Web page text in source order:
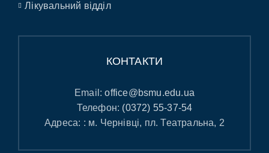
Лікувальний відділ
КОНТАКТИ
Email:office@bsmu.edu.ua
Телефон: (0372) 55-37-54
Адреса: : м. Чернівці, пл. Театральна, 2